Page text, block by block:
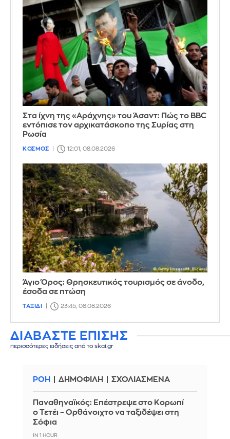
Στα ίχνη της «Αράχνης» του Άσαντ: Πώς το BBC
εντόπισε τον αρχικατάσκοπο της Συρίας στη
Ρωσία
ΚΟΣΜΟΣ 12:01, 08.08.2026
Άγιο Όρος: Θρησκευτικός τουρισμός σε άνοδο,
έσοδα σε πτώση
ΤΑΞΙΔΙ 23:45, 08.08.2026
ΔΙΑΒΑΣΤΕ ΕΠΙΣΗΣ
περισσότερες ειδήσεις από το skai.gr
ΡΟΗ ΔΗΜΟΦΙΛΗ ΣΧΟΛΙΑΣΜΕΝΑ
Παναθηναϊκός: Επέστρεψε στο Κορωπί
ο Τετέι – Ορθάνοιχτο να ταξιδέψει στη
Σόφια
IN 1 HOUR